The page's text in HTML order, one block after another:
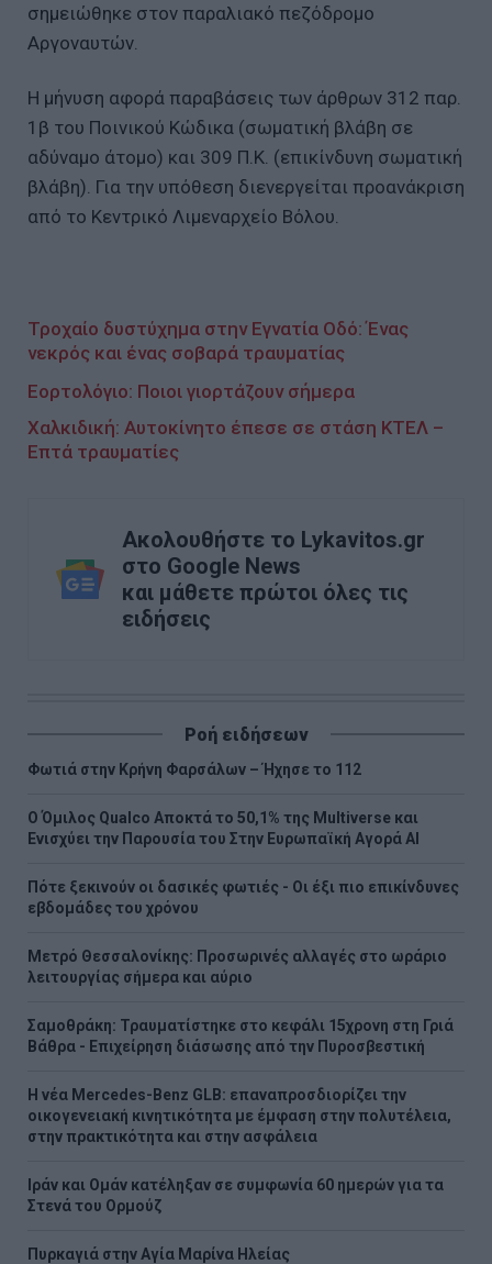
σημειώθηκε στον παραλιακό πεζόδρομο
Αργοναυτών.
Η μήνυση αφορά παραβάσεις των άρθρων 312 παρ.
1β του Ποινικού Κώδικα (σωματική βλάβη σε
αδύναμο άτομο) και 309 Π.Κ. (επικίνδυνη σωματική
βλάβη). Για την υπόθεση διενεργείται προανάκριση
από το Κεντρικό Λιμεναρχείο Βόλου.
Τροχαίο δυστύχημα στην Εγνατία Οδό: Ένας
νεκρός και ένας σοβαρά τραυματίας
Εορτολόγιο: Ποιοι γιορτάζουν σήμερα
Χαλκιδική: Αυτοκίνητο έπεσε σε στάση ΚΤΕΛ –
Επτά τραυματίες
Ακολουθήστε το Lykavitos.gr
στο Google News
και μάθετε πρώτοι όλες τις
ειδήσεις
Ροή ειδήσεων
Φωτιά στην Κρήνη Φαρσάλων – Ήχησε το 112
Ο Όμιλος Qualco Αποκτά το 50,1% της Multiverse και
Ενισχύει την Παρουσία του Στην Ευρωπαϊκή Αγορά ΑΙ
Πότε ξεκινούν οι δασικές φωτιές - Oι έξι πιο επικίνδυνες
εβδομάδες του χρόνου
Μετρό Θεσσαλονίκης: Προσωρινές αλλαγές στο ωράριο
λειτουργίας σήμερα και αύριο
Σαμοθράκη: Τραυματίστηκε στο κεφάλι 15χρονη στη Γριά
Βάθρα - Επιχείρηση διάσωσης από την Πυροσβεστική
Η νέα Mercedes-Benz GLB: επαναπροσδιορίζει την
οικογενειακή κινητικότητα με έμφαση στην πολυτέλεια,
στην πρακτικότητα και στην ασφάλεια
Ιράν και Ομάν κατέληξαν σε συμφωνία 60 ημερών για τα
Στενά του Ορμούζ
Πυρκαγιά στην Aγία Μαρίνα Ηλείας